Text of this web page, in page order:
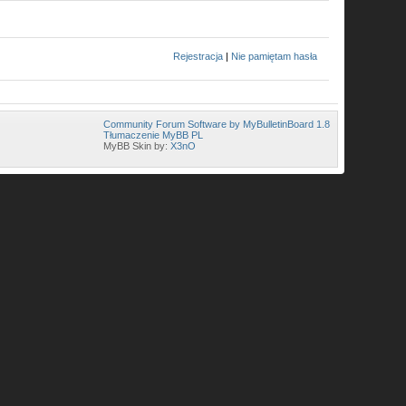
Rejestracja | Nie pamiętam hasła
Community Forum Software by MyBulletinBoard 1.8
Tłumaczenie MyBB PL
MyBB Skin by:X3nO